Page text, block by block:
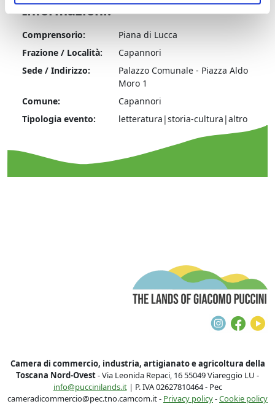
Informazioni:
Comprensorio:
Piana di Lucca
Frazione / Località:
Capannori
Sede / Indirizzo:
Palazzo Comunale - Piazza Aldo
Moro 1
Comune:
Capannori
Tipologia evento:
letteratura|storia-cultura|altro
Camera di commercio, industria, artigianato e agricoltura della
Toscana Nord-Ovest- Via Leonida Repaci, 16 55049 Viareggio LU -
info@puccinilands.it| P. IVA 02627810464 - Pec
cameradicommercio@pec.tno.camcom.it - Privacy policy-Cookie policy